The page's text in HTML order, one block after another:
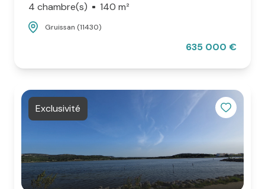
4 chambre(s)
140 m²
Gruissan (11430)
635 000 €
Exclusivité